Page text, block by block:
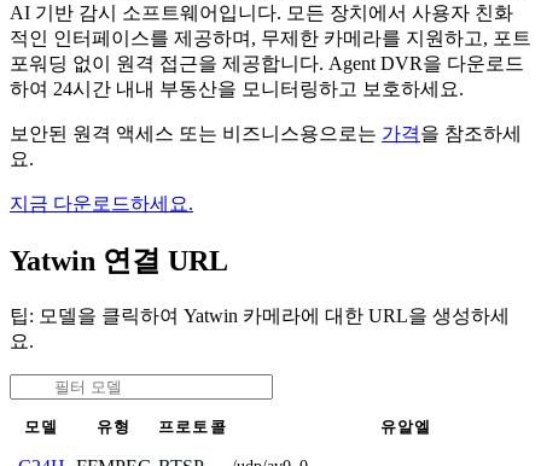
AI 기반 감시 소프트웨어입니다. 모든 장치에서 사용자 친화
적인 인터페이스를 제공하며, 무제한 카메라를 지원하고, 포트
포워딩 없이 원격 접근을 제공합니다. Agent DVR을 다운로드
하여 24시간 내내 부동산을 모니터링하고 보호하세요.
보안된 원격 액세스 또는 비즈니스용으로는 가격을 참조하세
요.
지금 다운로드하세요.
Yatwin 연결 URL
팁: 모델을 클릭하여 Yatwin 카메라에 대한 URL을 생성하세
요.
모델 유형 프로토콜 유알엘